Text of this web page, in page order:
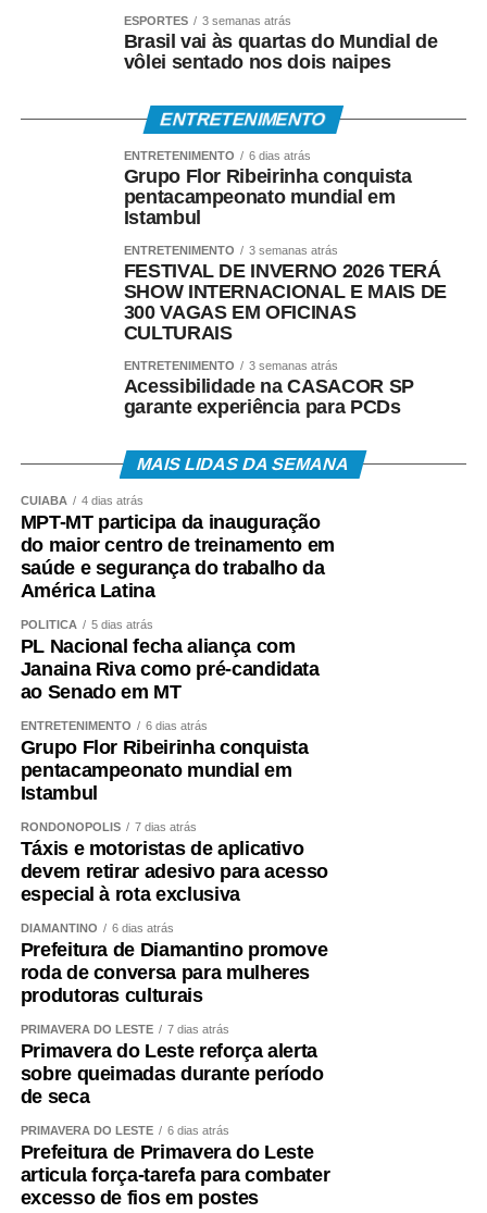
social @grincopipascuiaba, no Instagram.
Além de símbolo da infância brasileira, a pipa também
conquistou espaço como modalidade esportiva.
Atualmente existem campeonatos municipais, estaduais,
nacionais, sul-americanos e mundiais, reunindo atletas
estabilidade de voo e desempenho.
Gringo é um dos principais incentivadores dessa
modalidade em Mato Grosso. Presidente da Associação
Mato-Grossense de Pipeiros, ele organiza festivais,
competições e encontros que reúnem praticantes de
diferentes idades.
Uma das maiores emoções de sua trajetória aconteceu
conquistou o título de campeã mato-grossense de pipa,
reforçando que a paixão pela modalidade atravessa
gerações.
Pipódromo. Queremos um espaço seguro onde crianças,
jovens e adultos possam praticar o esporte sem riscos,
longe da rede elétrica e do trânsito. Também será um
local para campeonatos, oficinas, festivais e ações
educativas. Estados como São Paulo, Goiás, Espírito
Santo e Rio de Janeiro já contam com esses espaços e
conseguiram reduzir acidentes. Mato Grosso também
merece esse avanço”, defende.
Segundo ele, o Pipódromo vai além da prática esportiva.
“Quando existe um espaço apropriado, conseguimos
orientar sobre segurança, combater o uso de linhas
perigosas, preservar essa tradição e fortalecer um esporte
que cresce a cada ano. A pipa promove inclusão social,
gera renda para muitas famílias e aproxima pais e filhos
por meio de uma atividade saudável.”
*PROGRAMAÇÃO NO MUSEU*
O Museu oferece programação completa para toda a
família. Além da oficina, quem visitar o Museu poderá
aproveitar a Feira Permanente, realizada das 9h às 17h,
com entrada gratuita. O espaço reúne gastronomia
ESPORTES 3 semanas atrás
Brasil vai às quartas do Mundial de
vôlei sentado nos dois naipes
ENTRETENIMENTO
ENTRETENIMENTO 6 dias atrás
Grupo Flor Ribeirinha conquista
pentacampeonato mundial em
Istambul
ENTRETENIMENTO 3 semanas atrás
FESTIVAL DE INVERNO 2026 TERÁ
SHOW INTERNACIONAL E MAIS DE
300 VAGAS EM OFICINAS
CULTURAIS
ENTRETENIMENTO 3 semanas atrás
Acessibilidade na CASACOR SP
garante experiência para PCDs
MAIS LIDAS DA SEMANA
CUIABÁ 4 dias atrás
MPT-MT participa da inauguração
do maior centro de treinamento em
saúde e segurança do trabalho da
América Latina
POLÍTICA 5 dias atrás
PL Nacional fecha aliança com
Janaina Riva como pré-candidata
ao Senado em MT
ENTRETENIMENTO 6 dias atrás
Grupo Flor Ribeirinha conquista
pentacampeonato mundial em
Istambul
RONDONÓPOLIS 7 dias atrás
Táxis e motoristas de aplicativo
devem retirar adesivo para acesso
especial à rota exclusiva
DIAMANTINO 6 dias atrás
Prefeitura de Diamantino promove
roda de conversa para mulheres
produtoras culturais
PRIMAVERA DO LESTE 7 dias atrás
Primavera do Leste reforça alerta
sobre queimadas durante período
de seca
PRIMAVERA DO LESTE 6 dias atrás
Prefeitura de Primavera do Leste
articula força-tarefa para combater
excesso de fios em postes